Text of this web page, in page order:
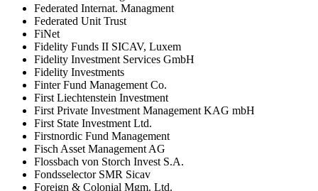
Federated Internat. Managment
Federated Unit Trust
FiNet
Fidelity Funds II SICAV, Luxem
Fidelity Investment Services GmbH
Fidelity Investments
Finter Fund Management Co.
First Liechtenstein Investment
First Private Investment Management KAG mbH
First State Investment Ltd.
Firstnordic Fund Management
Fisch Asset Management AG
Flossbach von Storch Invest S.A.
Fondsselector SMR Sicav
Foreign & Colonial Mgm. Ltd.